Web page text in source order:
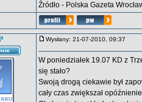
Źródło - Polska Gazeta
Wysłany: 21-07-2010, 09:37
W poniedziałek 19.07 KD z
się stało?
Swoją drogą ciekawie był
cały czas zwiększał